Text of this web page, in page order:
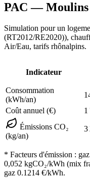
PAC —Moulins
Simulation pour un
(RT2012/RE2020)),
Air/Eau, tarifs rhônalpins.
Indicateur
Consommation
(kWh/an)
Coût annuel (€)
1
Émissions CO₂
(kg/an)
3
* Facteurs d'émission :
0,052 kgCO₂/kWh (mix
gaz 0.1214 €/kWh.